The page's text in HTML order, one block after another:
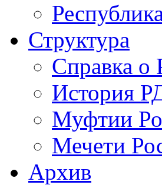
Структура
Справка
История
Муфтии
Мечети
Архив